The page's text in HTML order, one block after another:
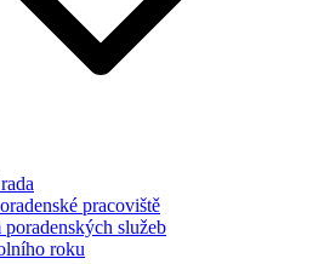
pracoviště
poradenských služeb
roku